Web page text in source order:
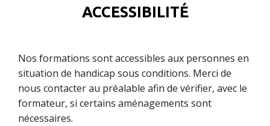
ACCESSIBILITÉ
Nos formations sont accessibles aux personnes en
situation de handicap sous conditions. Merci de
nous contacter au préalable afin de vérifier, avec le
formateur, si certains aménagements sont
nécessaires.